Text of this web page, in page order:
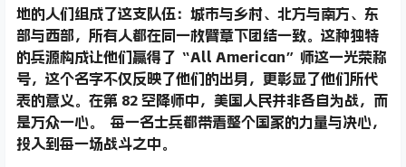
地的人们组成了这支队伍：城市与乡村、北方与南方、东
部与西部，所有人都在同一枚臂章下团结一致。这种独特
的兵源构成让他们赢得了“All American”师这一光荣称
号，这个名字不仅反映了他们的出身，更彰显了他们所代
表的意义。在第 82 空降师中，美国人民并非各自为战，而
是万众一心。 每一名士兵都带着整个国家的力量与决心，
投入到每一场战斗之中。